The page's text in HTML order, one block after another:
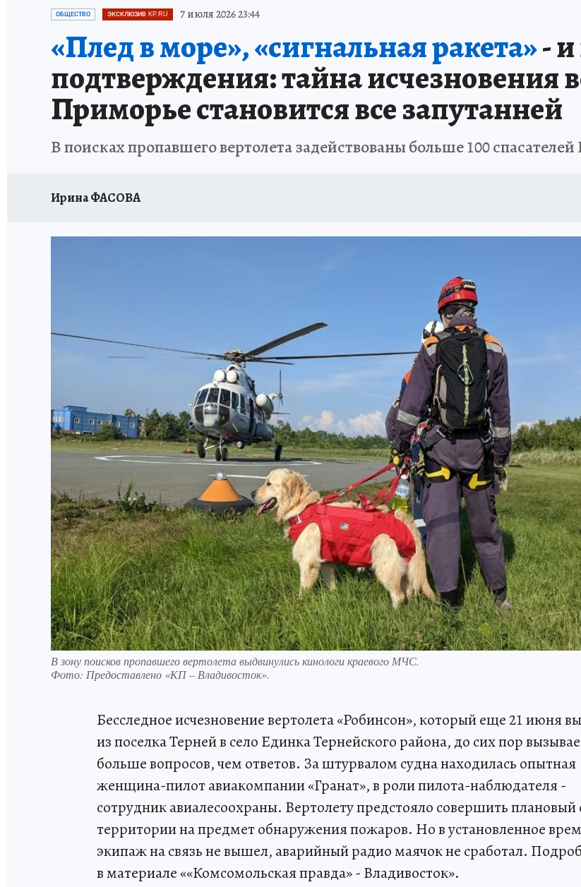
ДЕНЬ ПОБЕДЫ ВО ВЛАДИВОСТОКЕ 2026
АНТИРАК СТРАНИЦЫ ИСТОРИИ ДАЛЬНЕГО ВОСТОКА АФИША МОЙ ЛЮБИМЫЙ УЧИТЕЛЬ – 2024
ОБЩЕСТВО ЭКСКЛЮЗИВ KP.RU 7 июля 2026 23:44
«Плед в море», «сигнальная ракета»-
подтверждения: тайна исчезновения
Приморье становится все запутанней
В поисках пропавшего вертолета задействованы больше 100
Ирина ФАСОВА
В зону поисков пропавшего вертолета выдвинулись кинологи краевого МЧС.
Фото: Предоставлено «КП – Владивосток».
Бесследное исчезновение вертолета «Робинсон», который еще 21 июня
из поселка Терней в село Единка Тернейского района, до сих пор
больше вопросов, чем ответов. За штурвалом судна находилась опытная
женщина-пилот авиакомпании «Гранат», в роли пилота-наблюдателя -
сотрудник авиалесоохраны. Вертолету предстояло совершить плановый
территории на предмет обнаружения пожаров. Но в установленное
экипаж на связь не вышел, аварийный радио маячок не сработал.
в материале ««Комсомольская правда» - Владивосток».